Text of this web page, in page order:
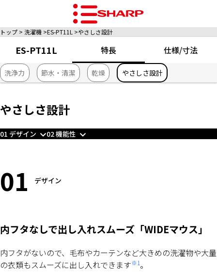
トップ 洗濯機 ES-PT11L やさしさ設計
ES-PT11L 特長
洗浄力 節水・清潔 乾燥 やさしさ設計
仕様/寸法
やさしさ設計
01 デザイン 02 機能性
01 デザイン
内フタなしで出し入れスムーズ「WIDEマウス」
内フタがないので、毛布やカーテンなど大きめの洗濯物や大量
の衣類もスムーズに出し入れできます※1。